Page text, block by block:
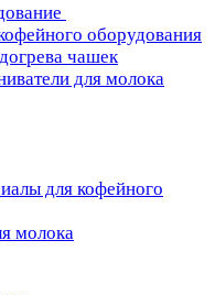
оборудования
чашек
для молока
для кофейного
молока